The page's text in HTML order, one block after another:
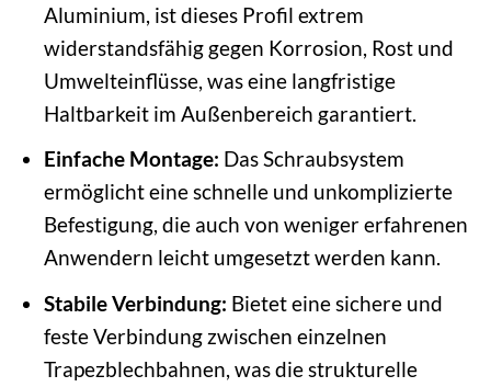
Aluminium, ist dieses Profil extrem
widerstandsfähig gegen Korrosion, Rost und
Umwelteinflüsse, was eine langfristige
Haltbarkeit im Außenbereich garantiert.
Einfache Montage: Das Schraubsystem
ermöglicht eine schnelle und unkomplizierte
Befestigung, die auch von weniger erfahrenen
Anwendern leicht umgesetzt werden kann.
Stabile Verbindung: Bietet eine sichere und
feste Verbindung zwischen einzelnen
Trapezblechbahnen, was die strukturelle